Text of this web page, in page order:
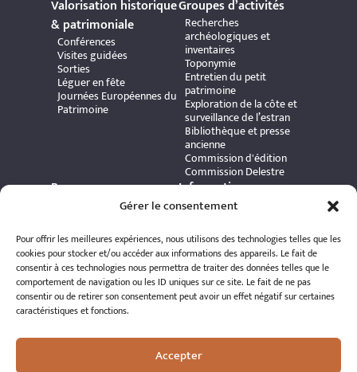
Gérer le consentement
Pour offrir les meilleures expériences, nous utilisons des technologies telles que les
cookies pour stocker et/ou accéder aux informations des appareils. Le fait de
consentir à ces technologies nous permettra de traiter des données telles que le
comportement de navigation ou les ID uniques sur ce site. Le fait de ne pas
consentir ou de retirer son consentement peut avoir un effet négatif sur certaines
caractéristiques et fonctions.
Accepter
Valorisation historique
& patrimoniale
Conférences
Visites guidées
Sorties
Léguer en fête
Journées Européennes du
Patrimoine
Groupes d’activités
Recherches
archéologiques et
inventaires
Toponymie
Entretien du petit
patrimoine
Exploration de la côte et
surveillance de l’estran
Bibliothèque et presse
ancienne
Commission d'édition
Commission Delestre
Ressources
Carte interactive
Publications et ouvrages
Archives patrimoniales
Bretania
Informations
pratiques
Adhérer à l’association
Politique de
confidentialité
Politique de cookies
Mentions légales
Espace éditeur